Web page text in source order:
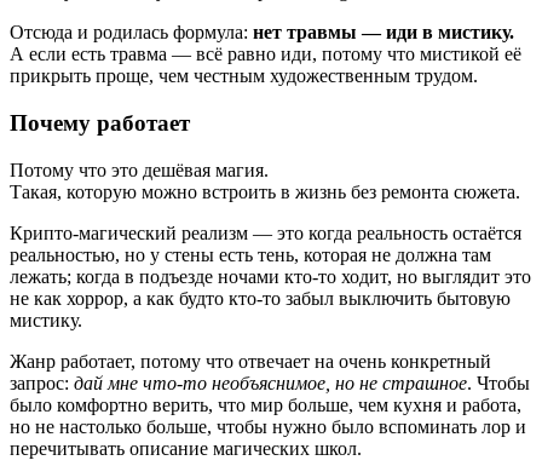
Отсюда и родилась формула: нет травмы — иди в мистику.
А если есть травма — всё равно иди, потому что мистикой её
прикрыть проще, чем честным художественным трудом.
Почему работает
Потому что это дешёвая магия.
Такая, которую можно встроить в жизнь без ремонта сюжета.
Крипто-магический реализм — это когда реальность остаётся
реальностью, но у стены есть тень, которая не должна там
лежать; когда в подъезде ночами кто-то ходит, но выглядит это
не как хоррор, а как будто кто-то забыл выключить бытовую
мистику.
Жанр работает, потому что отвечает на очень конкретный
запрос: дай мне что-то необъяснимое, но не страшное. Чтобы
было комфортно верить, что мир больше, чем кухня и работа,
но не настолько больше, чтобы нужно было вспоминать лор и
перечитывать описание магических школ.